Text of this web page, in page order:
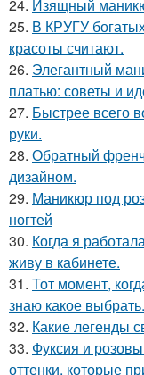
24. Изящный
25. В КРУГУ
красоты считают.
26. Элегантный
платью: советы и
27. Быстрее всего
руки.
28. Обратный
дизайном.
29. Маникюр под
ногтей
30. Когда я
живу в кабинете.
31. Тот момент,
знаю какое выбрать.
32. Какие легенды
33. Фуксия и
оттенки, которые